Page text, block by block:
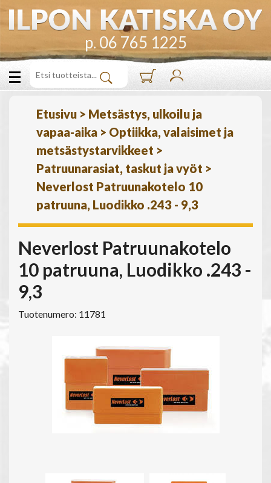
p. 06 765 1225
Etusivu > Metsästys, ulkoilu ja
vapaa-aika > Optiikka, valaisimet ja
metsästystarvikkeet >
Patruunarasiat, taskut ja vyöt >
Neverlost Patruunakotelo 10
patruuna, Luodikko .243 - 9,3
Neverlost Patruunakotelo
10 patruuna, Luodikko .243 -
9,3
Tuotenumero: 11781